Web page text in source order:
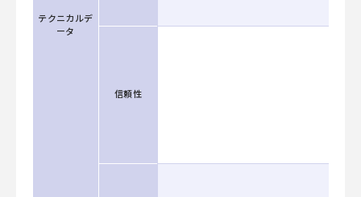
テクニカルデ
ータ
信頼性